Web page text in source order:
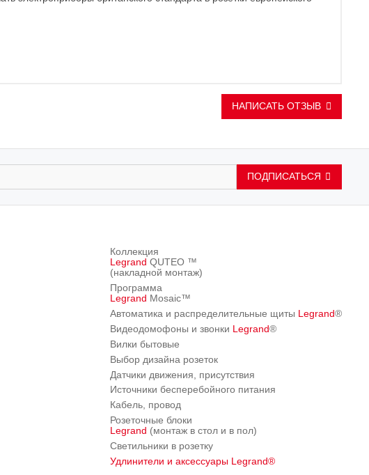
НАПИСАТЬ ОТЗЫВ
ПОДПИСАТЬСЯ
Коллекция
Legrand QUTEO ™
(накладной монтаж)
Программа
Legrand Mosaic™
Автоматика и распределительные щиты Legrand®
Видеодомофоны и звонки
Legrand®
Вилки бытовые
Выбор дизайна розеток
Датчики движения, присутствия
Источники бесперебойного питания
Кабель, провод
Розеточные блоки
Legrand (монтаж в стол и в пол)
Светильники в розетку
Удлинители и аксессуары
Legrand®